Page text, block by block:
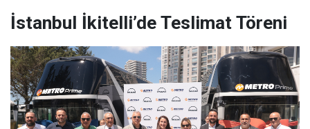
İstanbul İkitelli’de Teslimat Töreni